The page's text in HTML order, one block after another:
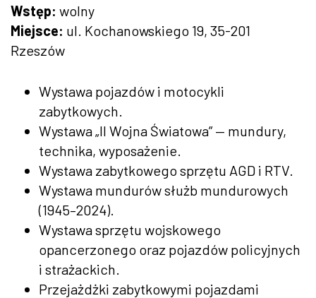
Wstęp: wolny
Miejsce: ul. Kochanowskiego 19, 35-201
Rzeszów
Wystawa pojazdów i motocykli
zabytkowych.
Wystawa „II Wojna Światowa” — mundury,
technika, wyposażenie.
Wystawa zabytkowego sprzętu AGD i RTV.
Wystawa mundurów służb mundurowych
(1945–2024).
Wystawa sprzętu wojskowego
opancerzonego oraz pojazdów policyjnych
i strażackich.
Przejażdżki zabytkowymi pojazdami